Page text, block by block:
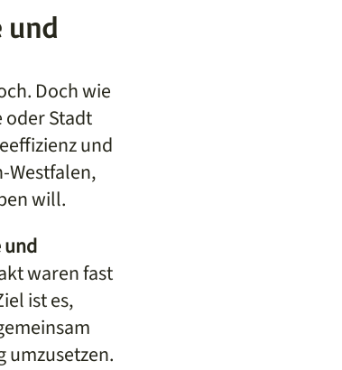
und
Doch wie
oder Stadt
und
Westfalen,
will.
und
waren fast
ist es,
umzusetzen.